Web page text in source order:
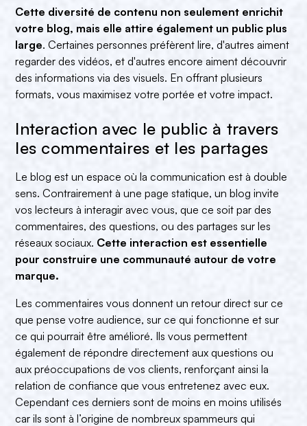
Cette diversité de contenu non seulement enrichit
votre blog, mais elle attire également un public plus
large. Certaines personnes préfèrent lire, d'autres aiment
regarder des vidéos, et d'autres encore aiment découvrir
des informations via des visuels. En offrant plusieurs
formats, vous maximisez votre portée et votre impact.
Interaction avec le public à travers
les commentaires et les partages
Le blog est un espace où la communication est à double
sens. Contrairement à une page statique, un blog invite
vos lecteurs à interagir avec vous, que ce soit par des
commentaires, des questions, ou des partages sur les
réseaux sociaux. Cette interaction est essentielle
pour construire une communauté autour de votre
marque.
Les commentaires vous donnent un retour direct sur ce
que pense votre audience, sur ce qui fonctionne et sur
ce qui pourrait être amélioré. Ils vous permettent
également de répondre directement aux questions ou
aux préoccupations de vos clients, renforçant ainsi la
relation de confiance que vous entretenez avec eux.
Cependant ces derniers sont de moins en moins utilisés
car ils sont à l’origine de nombreux spammeurs qui